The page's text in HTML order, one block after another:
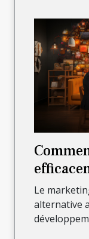
digital
activité
Le
alternative